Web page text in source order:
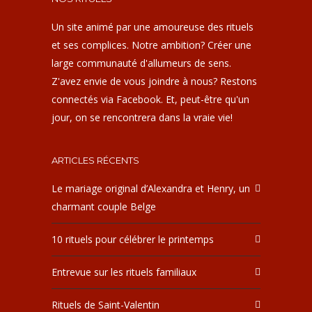
Un site animé par une amoureuse des rituels
et ses complices. Notre ambition? Créer une
large communauté d'allumeurs de sens.
Z'avez envie de vous joindre à nous? Restons
connectés via Facebook. Et, peut-être qu'un
jour, on se rencontrera dans la vraie vie!
ARTICLES RÉCENTS
Le mariage original d’Alexandra et Henry, un
charmant couple Belge
10 rituels pour célébrer le printemps
Entrevue sur les rituels familiaux
Rituels de Saint-Valentin